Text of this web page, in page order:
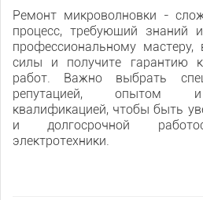
Ремонт микроволновки -
процесс, требующий знаний
профессиональному
силы и получите гарантию
работ. Важно выбрать
репутацией, опытом и
квалификацией, чтобы быть
и долгосрочной
электротехники.